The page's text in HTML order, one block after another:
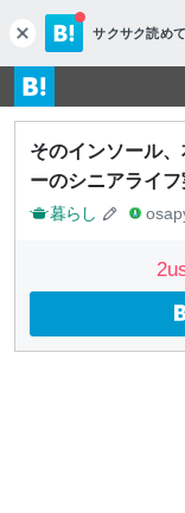
c
l
o
s
e
サクサク読めて
そのインソール
ーのシニアライ
暮らし
2